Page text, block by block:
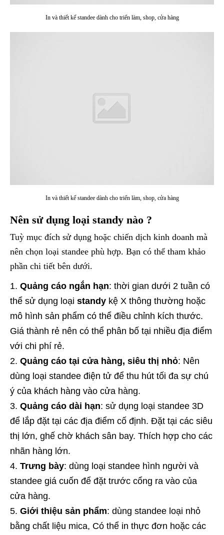
In và thiết kế standee dành cho triển làm, shop, cửa hàng
In và thiết kế standee dành cho triển làm, shop, cửa hàng
Nên sử dụng loại standy nào ?
Tuỳ mục đích sử dụng hoặc chiến dịch kinh doanh mà
nên chọn loại standee phù hợp. Bạn có thể tham khảo
phần chi tiết bên dưới.
Quảng cáo ngắn hạn: thời gian dưới 2 tuần có
thể sử dụng loại standy kệ X thông thường hoặc
mô hình sản phẩm có thể điều chỉnh kích thước.
Giá thành rẻ nên có thể phân bố tại nhiều địa điểm
với chi phí rẻ.
Quảng cáo tại cửa hàng, siêu thị nhỏ: Nên
dùng loại standee điện tử để thu hút tối đa sự chú
ý của khách hàng vào cửa hàng.
Quảng cáo dài hạn: sử dụng loại standee 3D
để lắp đặt tại các địa điểm cố định. Đặt tại các siêu
thị lớn, ghế chờ khách sân bay. Thích hợp cho các
nhãn hàng lớn.
Trưng bày: dùng loại standee hình người và
standee giá cuốn để đặt trước cổng ra vào của
cửa hàng.
Giới thiệu sản phẩm: dùng standee loại nhỏ
bằng chất liệu mica, Có thể in thực đơn hoặc các